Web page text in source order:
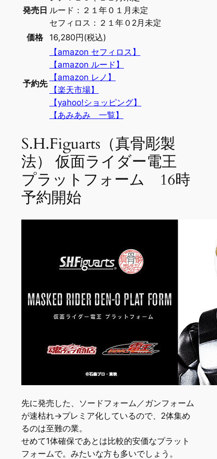
発売日 ルード：２１年０１月未定
セフィロス：２１年０2月未定
価格
16,280円(税込)
予約先
【amazon セフィロス】
【amazon ルード】
【amazon レノ】
【楽天市場】
【yahoo!ショッピング】
【あみあみ 一覧】
S.H.Figuarts（真骨彫製
法） 仮面ライダー電王
プラットフォーム 16時
予約開始
先に発売した、ソードフォーム／ガンフォーム
が速枯れ→プレミア化しているので、2体集め
るのは至難の業。
せめて1体確保であとは比較的安価なプラット
フォームで。みたいな方も多いでしょう。